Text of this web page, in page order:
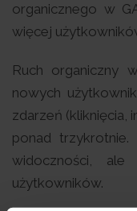
organicznego w
więcej
Ruch organiczny
nowych
zdarzeń (kliknięcia,
ponad
widoczności, ale
użytkowników.